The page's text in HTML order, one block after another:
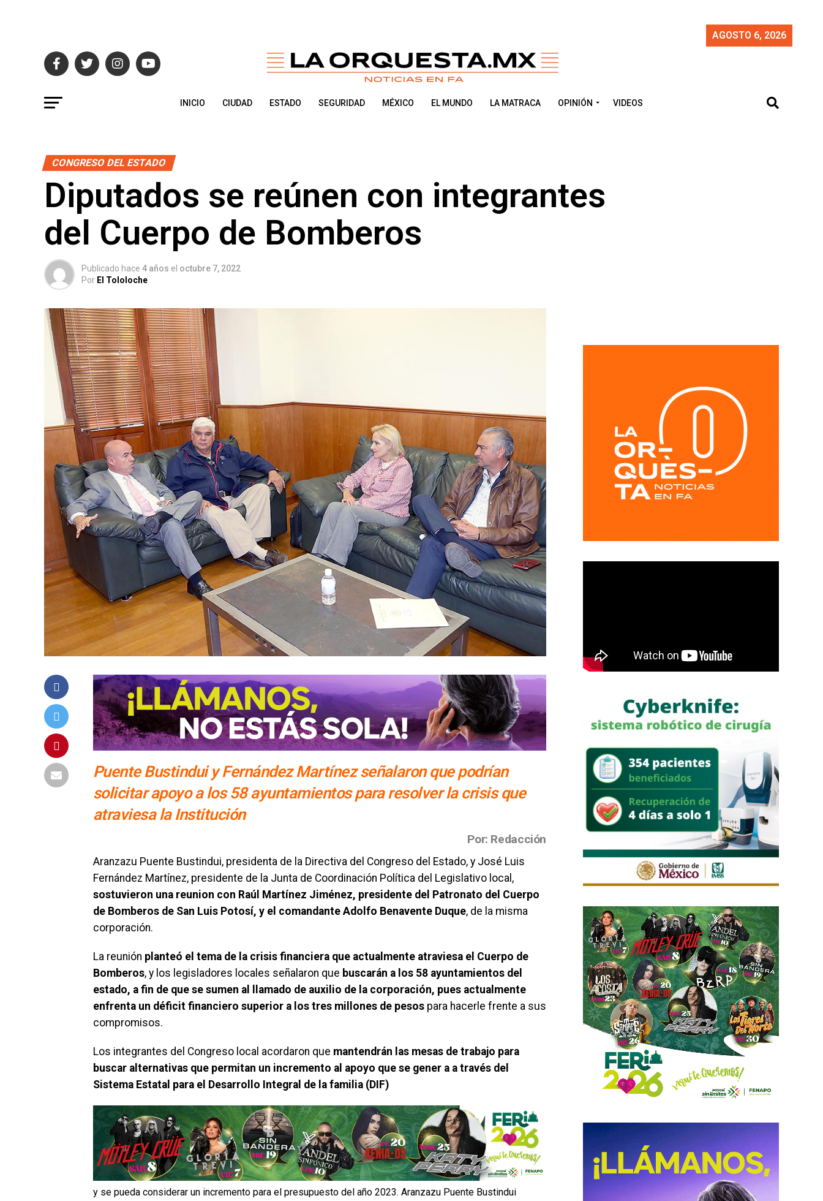
AGOSTO 6, 2026
INICIO CIUDAD ESTADO SEGURIDAD MÉXICO EL MUNDO LA MATRACA OPINIÓN VIDEOS
CONGRESO DEL ESTADO
Diputados se reúnen con integrantes
del Cuerpo de Bomberos
Publicado hace 4 años el octubre 7, 2022
Por El Tololoche
Puente Bustindui y Fernández Martínez señalaron que podrían
solicitar apoyo a los 58 ayuntamientos para resolver la crisis que
atraviesa la Institución
Por: Redacción
Aranzazu Puente Bustindui, presidenta de la Directiva del Congreso del Estado, y José Luis
Fernández Martínez, presidente de la Junta de Coordinación Política del Legislativo local,
sostuvieron una reunion con Raúl Martínez Jiménez, presidente del Patronato del Cuerpo
de Bomberos de San Luis Potosí, y el comandante Adolfo Benavente Duque, de la misma
corporación.
La reunión planteó el tema de la crisis financiera que actualmente atraviesa el Cuerpo de
Bomberos, y los legisladores locales señalaron que buscarán a los 58 ayuntamientos del
estado, a fin de que se sumen al llamado de auxilio de la corporación, pues actualmente
enfrenta un déficit financiero superior a los tres millones de pesos para hacerle frente a sus
compromisos.
Los integrantes del Congreso local acordaron que mantendrán las mesas de trabajo para
buscar alternativas que permitan un incremento al apoyo que se gener a a través del
Sistema Estatal para el Desarrollo Integral de la familia (DIF)
y se pueda considerar un incremento para el presupuesto del año 2023. Aranzazu Puente Bustindui